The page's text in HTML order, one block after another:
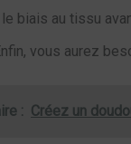
biais au tissu
vous aurez
: Créez un